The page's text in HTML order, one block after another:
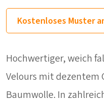
Kostenloses Muster
Hochwertiger, weich
Velours mit dezentem
Baumwolle. In